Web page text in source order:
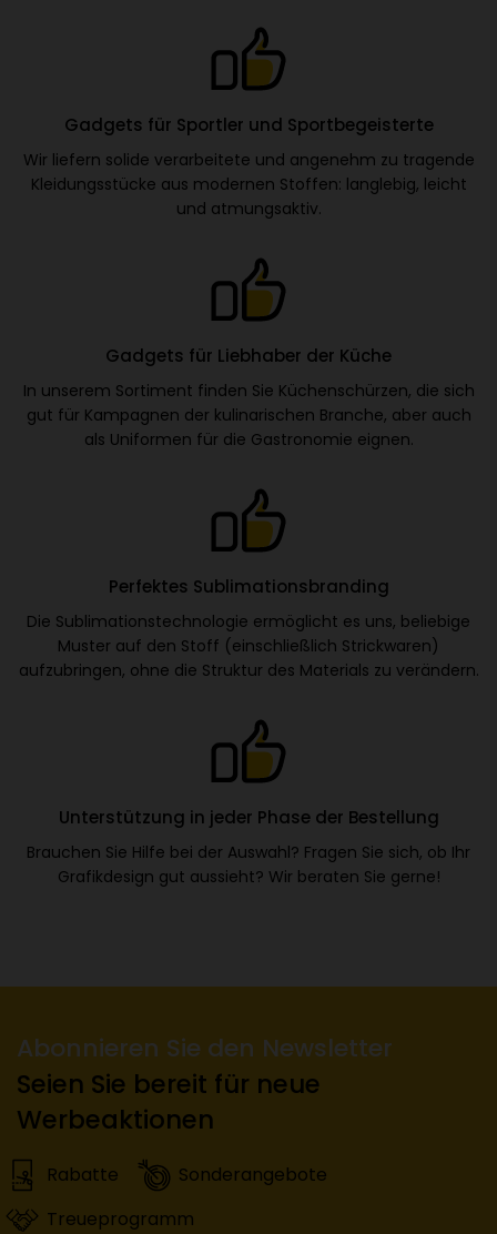
Gadgets für Sportler und Sportbegeisterte
Wir liefern solide verarbeitete und angenehm zu tragende
Kleidungsstücke aus modernen Stoffen: langlebig, leicht
und atmungsaktiv.
Gadgets für Liebhaber der Küche
In unserem Sortiment finden Sie Küchenschürzen, die sich
gut für Kampagnen der kulinarischen Branche, aber auch
als Uniformen für die Gastronomie eignen.
Perfektes Sublimationsbranding
Die Sublimationstechnologie ermöglicht es uns, beliebige
Muster auf den Stoff (einschließlich Strickwaren)
aufzubringen, ohne die Struktur des Materials zu verändern.
Unterstützung in jeder Phase der Bestellung
Brauchen Sie Hilfe bei der Auswahl? Fragen Sie sich, ob Ihr
Grafikdesign gut aussieht? Wir beraten Sie gerne!
Abonnieren Sie den Newsletter
Seien Sie bereit für neue
Werbeaktionen
Rabatte
Sonderangebote
Treueprogramm